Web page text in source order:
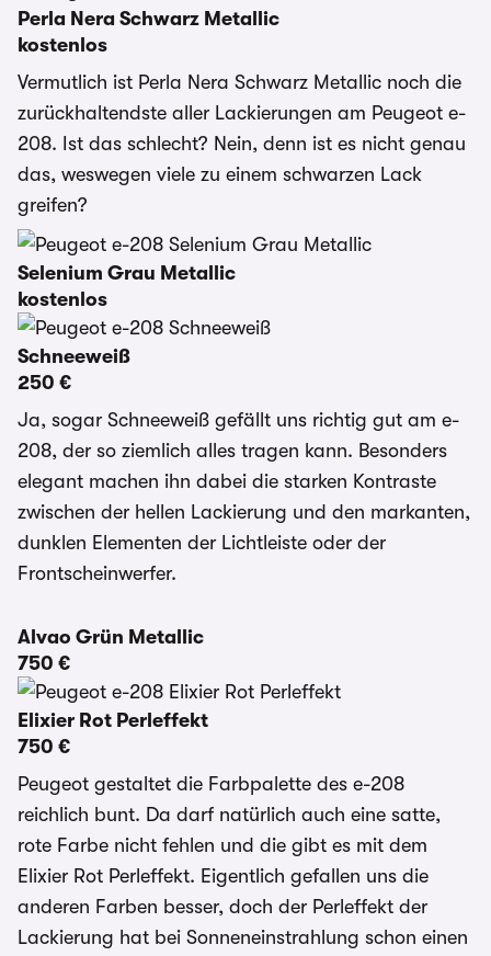
Perla Nera Schwarz Metallic
kostenlos
Vermutlich ist Perla Nera Schwarz Metallic noch die
zurückhaltendste aller Lackierungen am Peugeot e-
208. Ist das schlecht? Nein, denn ist es nicht genau
das, weswegen viele zu einem schwarzen Lack
greifen?
Selenium Grau Metallic
kostenlos
Schneeweiß
250 €
Ja, sogar Schneeweiß gefällt uns richtig gut am e-
208, der so ziemlich alles tragen kann. Besonders
elegant machen ihn dabei die starken Kontraste
zwischen der hellen Lackierung und den markanten,
dunklen Elementen der Lichtleiste oder der
Frontscheinwerfer.
Alvao Grün Metallic
750 €
Elixier Rot Perleffekt
750 €
Peugeot gestaltet die Farbpalette des e-208
reichlich bunt. Da darf natürlich auch eine satte,
rote Farbe nicht fehlen und die gibt es mit dem
Elixier Rot Perleffekt. Eigentlich gefallen uns die
anderen Farben besser, doch der Perleffekt der
Lackierung hat bei Sonneneinstrahlung schon einen